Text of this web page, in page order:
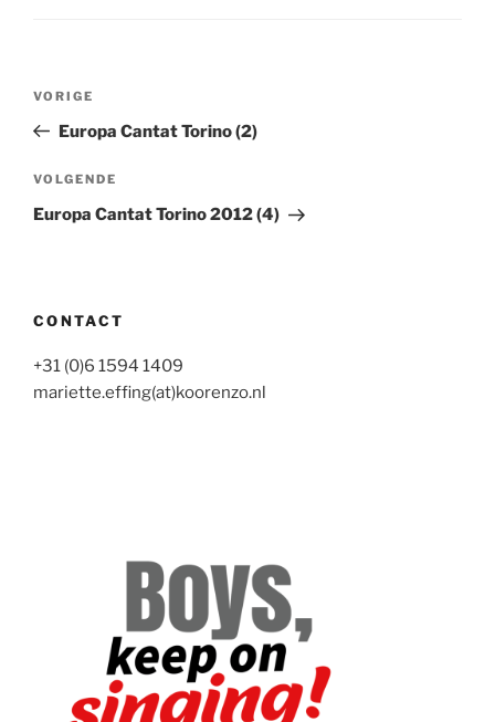
Vorig
bericht
VORIGE
Europa Cantat Torino (2)
Volgend
bericht
VOLGENDE
Europa Cantat Torino 2012 (4)
CONTACT
+31 (0)6 1594 1409
mariette.effing(at)koorenzo.nl